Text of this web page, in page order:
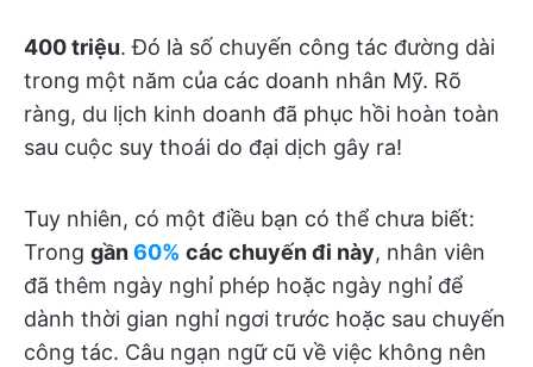
400 triệu. Đó là số chuyến công tác đường dài
trong một năm của các doanh nhân Mỹ. Rõ
ràng, du lịch kinh doanh đã phục hồi hoàn toàn
sau cuộc suy thoái do đại dịch gây ra!
Tuy nhiên, có một điều bạn có thể chưa biết:
Trong gần60% các chuyến đi này, nhân viên
đã thêm ngày nghỉ phép hoặc ngày nghỉ để
dành thời gian nghỉ ngơi trước hoặc sau chuyến
công tác. Câu ngạn ngữ cũ về việc không nên